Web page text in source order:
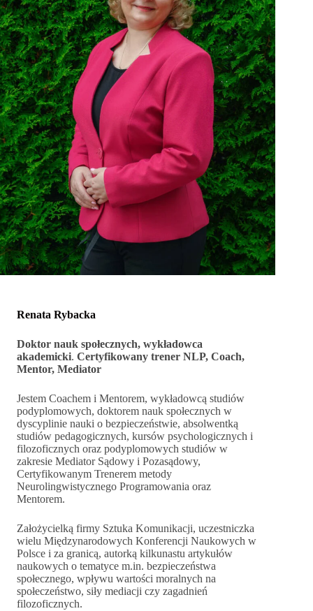
Renata Rybacka
Doktor nauk społecznych, wykładowca
akademicki. Certyfikowany trener NLP, Coach,
Mentor, Mediator
Jestem Coachem i Mentorem, wykładowcą studiów
podyplomowych, doktorem nauk społecznych w
dyscyplinie nauki o bezpieczeństwie, absolwentką
studiów pedagogicznych, kursów psychologicznych i
filozoficznych oraz podyplomowych studiów w
zakresie Mediator Sądowy i Pozasądowy,
Certyfikowanym Trenerem metody
Neurolingwistycznego Programowania oraz
Mentorem.
Założycielką firmy Sztuka Komunikacji, uczestniczka
wielu Międzynarodowych Konferencji Naukowych w
Polsce i za granicą, autorką kilkunastu artykułów
naukowych o tematyce m.in. bezpieczeństwa
społecznego, wpływu wartości moralnych na
społeczeństwo, siły mediacji czy zagadnień
filozoficznych.